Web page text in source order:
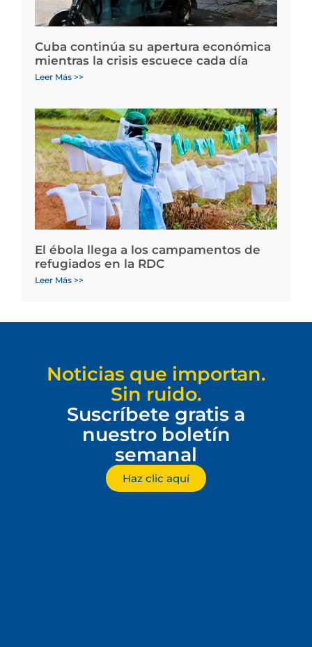
Cuba continúa su apertura económica
mientras la crisis escuece cada día
Leer Más >>
El ébola llega a los campamentos de
refugiados en la RDC
Leer Más >>
Noticias que importan.
Sin ruido.
Suscríbete gratis a
nuestro boletín
semanal
Haz clic aquí